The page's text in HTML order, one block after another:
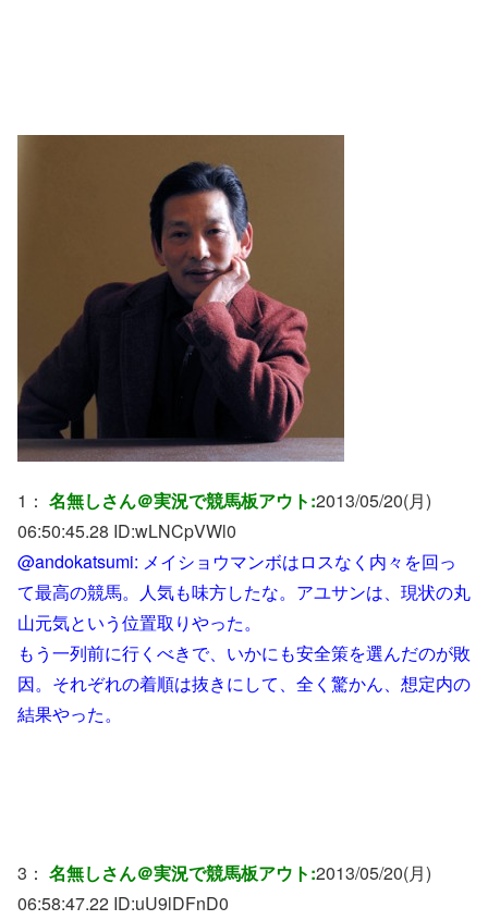
1： 名無しさん＠実況で競馬板アウト:2013/05/20(月)
06:50:45.28 ID:wLNCpVWl0
@andokatsumi: メイショウマンボはロスなく内々を回っ
て最高の競馬。人気も味方したな。アユサンは、現状の丸
山元気という位置取りやった。
もう一列前に行くべきで、いかにも安全策を選んだのが敗
因。それぞれの着順は抜きにして、全く驚かん、想定内の
結果やった。
3： 名無しさん＠実況で競馬板アウト:2013/05/20(月)
06:58:47.22 ID:uU9lDFnD0